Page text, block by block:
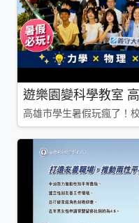
遊樂園變科學教室
高雄市學生暑假玩瘋了！